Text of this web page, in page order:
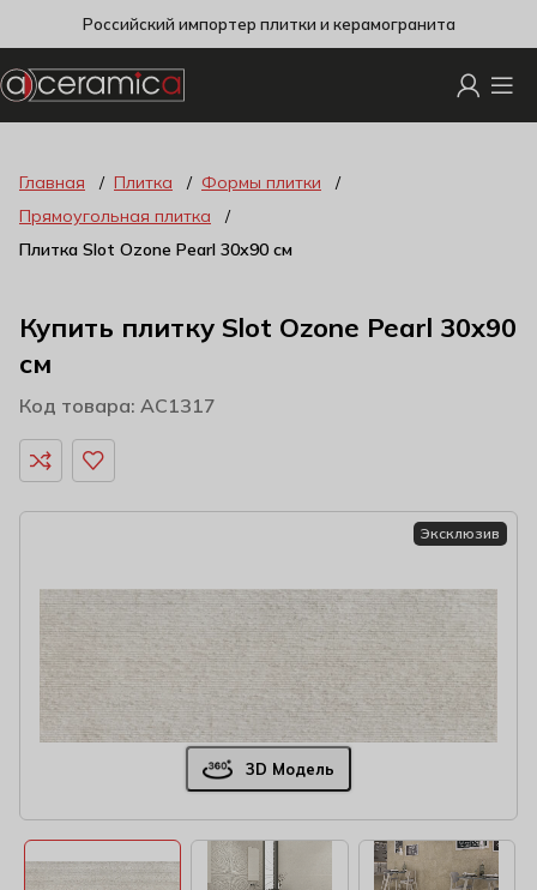
Российский импортер плитки и керамогранита
Главная Плитка
Формы плитки
Прямоугольная плитка
Плитка Slot Ozone Pearl 30х90 см
Купить плитку Slot Ozone Pearl 30х90
см
Код товара: AC1317
3D Модель
Эксклюзив